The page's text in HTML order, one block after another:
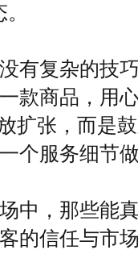
有复杂的技
款商品，用
扩张，而是
个服务细节
中，那些能
的信任与市